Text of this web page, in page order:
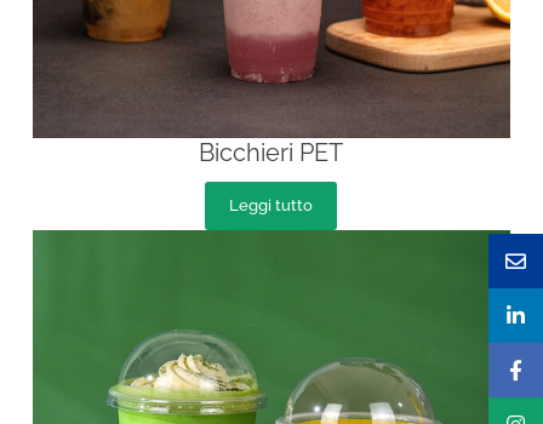
Bicchieri PET
Leggi tutto